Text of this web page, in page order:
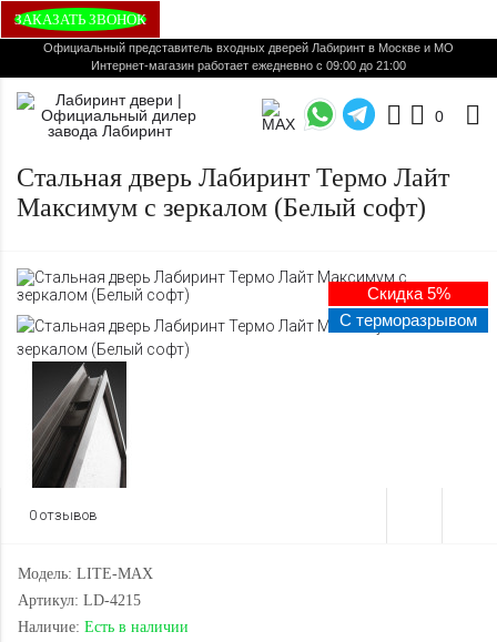
ЗАКАЗАТЬ ЗВОНОК
Официальный представитель входных дверей Лабиринт в Москве и МО
Интернет-магазин работает ежедневно с 09:00 до 21:00
0
Стальная дверь Лабиринт Термо Лайт
Максимум с зеркалом (Белый софт)
Скидка 5%
С терморазрывом
0 отзывов
Модель: LITE-MAX
Артикул: LD-4215
Наличие: Есть в наличии